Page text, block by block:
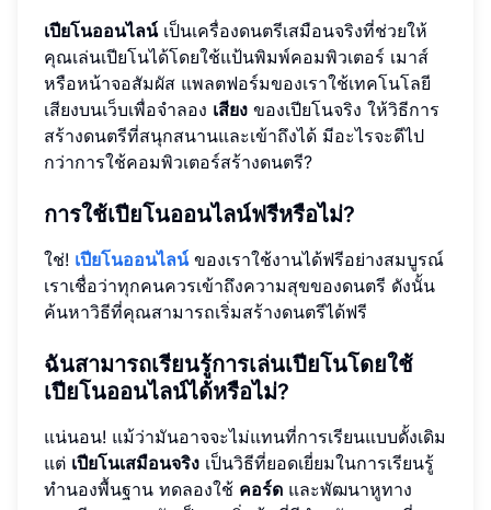
เปียโนออนไลน์เป็นเครื่องดนตรีเสมือนจริงที่ช่วยให้
คุณเล่นเปียโนได้โดยใช้แป้นพิมพ์คอมพิวเตอร์ เมาส์
หรือหน้าจอสัมผัส แพลตฟอร์มของเราใช้เทคโนโลยี
เสียงบนเว็บเพื่อจำลอง เสียง ของเปียโนจริง ให้วิธีการ
สร้างดนตรีที่สนุกสนานและเข้าถึงได้ มีอะไรจะดีไป
กว่าการใช้คอมพิวเตอร์สร้างดนตรี?
การใช้เปียโนออนไลน์ฟรีหรือไม่?
ใช่! เปียโนออนไลน์ของเราใช้งานได้ฟรีอย่างสมบูรณ์
เราเชื่อว่าทุกคนควรเข้าถึงความสุขของดนตรี ดังนั้น
ค้นหาวิธีที่คุณสามารถเริ่มสร้างดนตรีได้ฟรี
ฉันสามารถเรียนรู้การเล่นเปียโนโดยใช้
เปียโนออนไลน์ได้หรือไม่?
แน่นอน! แม้ว่ามันอาจจะไม่แทนที่การเรียนแบบดั้งเดิม
แต่ เปียโนเสมือนจริง เป็นวิธีที่ยอดเยี่ยมในการเรียนรู้
ทำนองพื้นฐาน ทดลองใช้ คอร์ด และพัฒนาหูทาง